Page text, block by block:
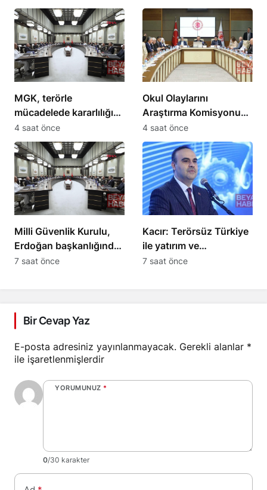
ilerleme kaydedildi
yapacak
MGK, terörle
mücadelede kararlılığın
süreceğini açıkladı
4 saat önce
Okul Olaylarını
Araştırma Komisyonu
milletvekilleri önerilerini
sundu
4 saat önce
Milli Güvenlik Kurulu,
Erdoğan başkanlığında
toplandı
7 saat önce
Kacır: Terörsüz Türkiye
ile yatırım ve
kalkınmanın önü
7 saat önce
Bir Cevap Yaz
E-posta adresiniz yayınlanmayacak. Gerekli alanlar *
ile işaretlenmişlerdir
YORUMUNUZ *
0/30 karakter